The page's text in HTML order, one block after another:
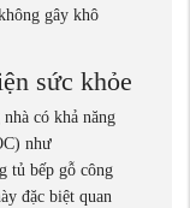
gây khô
sức khỏe
có khả năng
như
tủ bếp gỗ công
đặc biệt quan